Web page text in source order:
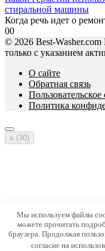
стиральной машины
Когда речь идет о
00
© 2026 Best-
только с указанием
О сайте
Обратная связь
Политика
x (30)
Мы используем файлы
можете прочитать
браузера. Продолжая
согласие на